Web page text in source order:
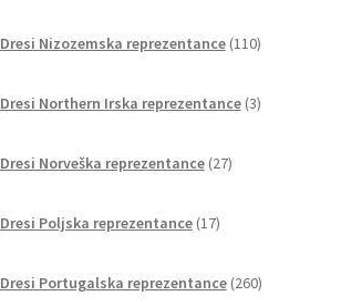
Dresi Nizozemska reprezentance 110izdelkov
Dresi Northern Irska reprezentance 3izdelki
Dresi Norveška reprezentance 27izdelkov
Dresi Poljska reprezentance 17izdelkov
Dresi Portugalska reprezentance 260izdelkov